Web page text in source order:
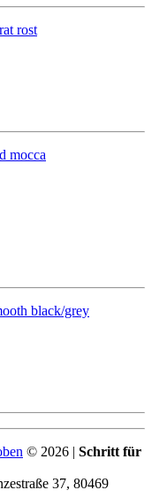
© 2026 | Schritt für
37, 80469